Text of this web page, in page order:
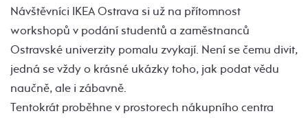
Návštěvníci IKEA Ostrava si už na přítomnost
workshopů v podání studentů a zaměstnanců
Ostravské univerzity pomalu zvykají. Není se čemu divit,
jedná se vždy o krásné ukázky toho, jak podat vědu
naučně, ale i zábavně.
Tentokrát proběhne v prostorech nákupního centra